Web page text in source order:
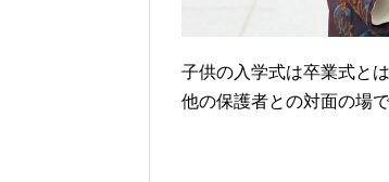
子供の入学式は卒業式と
他の保護者との対面の場